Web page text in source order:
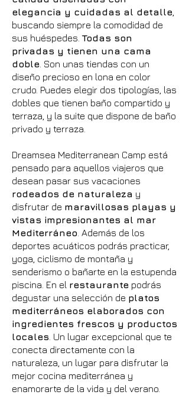
elegancia y cuidadas al detalle
buscando siempre la comodidad de
sus huéspedes. Todas son
privadas y tienen una cama
doble . Son unas tiendas con un
diseño precioso en lona en color
crudo. Puedes elegir dos tipologías, las
dobles que tienen baño compartido y
terraza, y la suite que dispone de baño
privado y terraza.
Dreamsea Mediterranean Camp está
pensado para aquellos viajeros que
desean pasar sus vacaciones
rodeados de naturaleza y
disfrutar de maravillosas playas y
vistas impresionantes al mar
Mediterráneo . Además de los
deportes acuáticos podrás practicar,
yoga, ciclismo de montaña y
senderismo o bañarte en la estupenda
piscina. En el restaurante podrás
degustar una selección de platos
mediterráneos elaborados con
ingredientes frescos y productos
locales . Un lugar excepcional que te
conecta directamente con la
naturaleza, un lugar para disfrutar la
mejor cocina mediterránea y
enamorarte de la vida y del verano.